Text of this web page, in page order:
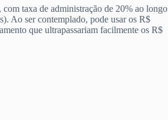
taxa de administração de 20% ao longo
Ao ser contemplado, pode usar os R$
que ultrapassariam facilmente os R$